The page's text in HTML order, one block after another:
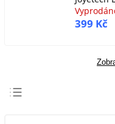
399 Kč